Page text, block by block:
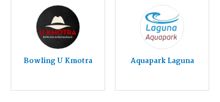
Bowling U Kmotra Aquapark Laguna